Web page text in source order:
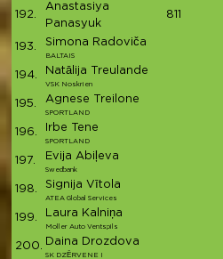
192.
Anastasiya
Panasyuk
811
193. Simona Radoviča
BALTAIS
194. Natālija Treulande
VSK Noskrien
195. Agnese Treilone
SPORTLAND
196. Irbe Tene
SPORTLAND
197. Evija Abiļeva
Swedbank
198. Signija Vītola
ATEA Global Services
199. Laura Kalniņa
Moller Auto Ventspils
200. Daina Drozdova
SK DZĒRVENE I